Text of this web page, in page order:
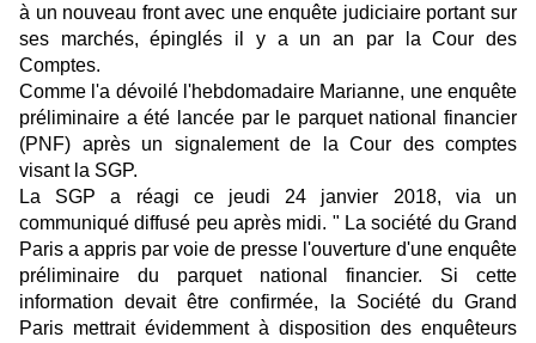
à un nouveau front avec une enquête judiciaire portant sur
ses marchés, épinglés il y a un an par la Cour des
Comptes.
Comme l'a dévoilé l'hebdomadaire Marianne, une enquête
préliminaire a été lancée par le parquet national financier
(PNF) après un signalement de la Cour des comptes
visant la SGP.
La SGP a réagi ce jeudi 24 janvier 2018, via un
communiqué diffusé peu après midi. " La société du Grand
Paris a appris par voie de presse l'ouverture d'une enquête
préliminaire du parquet national financier. Si cette
information devait être confirmée, la Société du Grand
Paris mettrait évidemment à disposition des enquêteurs